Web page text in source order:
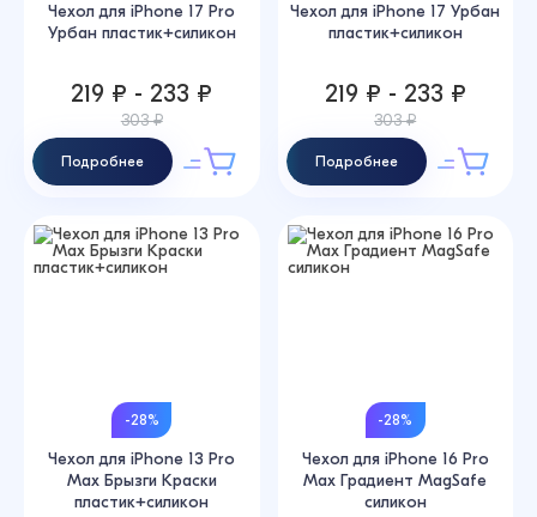
Чехол для iPhone 17 Pro
Урбан пластик+силикон
219 ₽ - 233 ₽
303 ₽
Подробнее
Чехол для iPhone 17 Урбан
пластик+силикон
219 ₽ - 233 ₽
303 ₽
Подробнее
-28%
Чехол для iPhone 13 Pro
Max Брызги Краски
пластик+силикон
-28%
Чехол для iPhone 16 Pro
Max Градиент MagSafe
силикон